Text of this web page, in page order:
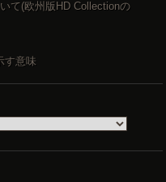
て(欧州版HD Collectionの
す意味